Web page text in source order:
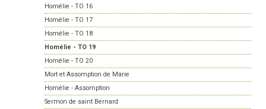
Homélie - TO 16
Homélie - TO 17
Homélie - TO 18
Homélie - TO 19
Homélie - TO 20
Mort et Assomption de Marie
Homélie - Assomption
Sermon de saint Bernard